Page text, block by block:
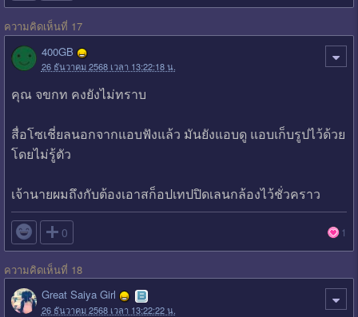
ความคิดเห็นที่ 17
400GB
26 ธันวาคม 2568 เวลา 13:22:18 น.
คุณ จขกท คงยังไม่ทราบ
สื่อโซเชี่ยลนอกจากแอบฟังแล้ว มันยังแอบดู แอบเก็บรูปไว้ด้วย
โดยไม่รู้ตัว
เจ้านายผมถึงกับต้องเอาสก็อปเทปปิดเลนกล้องไว้ชั่วคราว
 0 1
ความคิดเห็นที่ 18
Great Saiya Girl
26 ธันวาคม 2568 เวลา 13:22:22 น.